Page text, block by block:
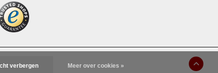
Shops.
verbergen Meer over cookies »